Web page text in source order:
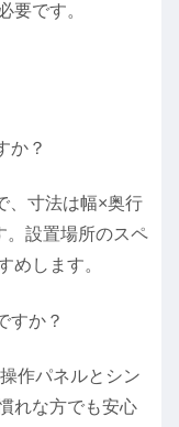
要です。
か？
、寸法は幅×奥行
。設置場所のスペ
めします。
すか？
作パネルとシン
れな方でも安心